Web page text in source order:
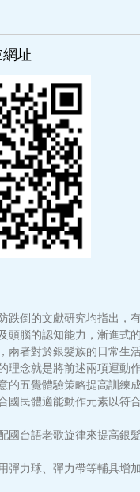
址
跌倒的文獻研究均指出，
頭腦的認知能力，漸進式
兩者對於銀髮族的日常生
理念就是將前述兩項運動
的五覺體驗策略提高訓練成
國民體適能動作元素以符
國台語老歌旋律來提高銀
彈力球、彈力帶等輔具增